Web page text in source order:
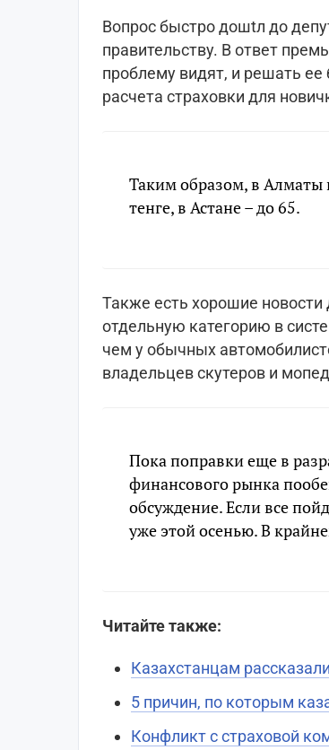
Вопрос быстро дошtл до
правительству. В ответ
проблему видят, и решать
расчета страховки для
Таким образом, в Алматы
тенге, в Астане – до 65.
Также есть хорошие
отдельную категорию в
чем у обычных
владельцев скутеров и
Пока поправки еще в
финансового рынка
обсуждение. Если все
уже этой осенью. В
Читайте также:
Казахстанцам
5 причин, по которым
Конфликт с страховой